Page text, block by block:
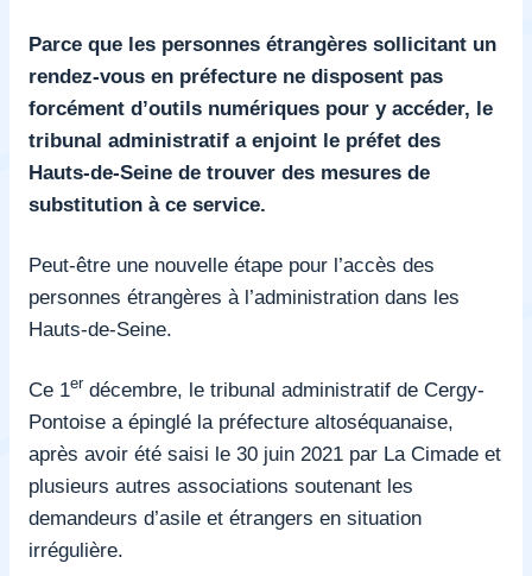
Parce que les personnes étrangères sollicitant un
rendez-vous en préfecture ne disposent pas
forcément d’outils numériques pour y accéder, le
tribunal administratif a enjoint le préfet des
Hauts-de-Seine de trouver des mesures de
substitution à ce service.
Peut-être une nouvelle étape pour l’accès des
personnes étrangères à l’administration dans les
Hauts-de-Seine.
Ce 1erdécembre, le tribunal administratif de Cergy-
Pontoise a épinglé la préfecture altoséquanaise,
après avoir été saisi le 30 juin 2021 par La Cimade et
plusieurs autres associations soutenant les
demandeurs d’asile et étrangers en situation
irrégulière.